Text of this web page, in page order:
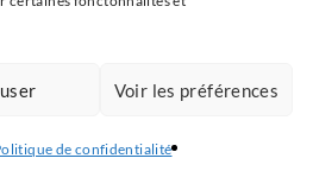
Voir les préférences
de confidentialité